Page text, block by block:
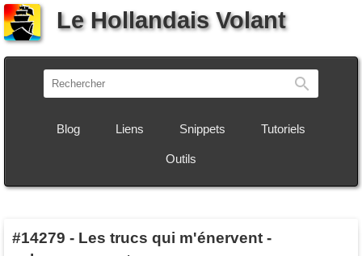
Le Hollandais Volant
Blog Liens Snippets Tutoriels
Outils
#14279 - Les trucs qui m'énervent -